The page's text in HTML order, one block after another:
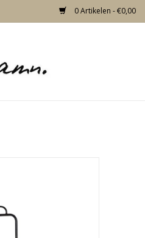
0 Artikelen - €0,00